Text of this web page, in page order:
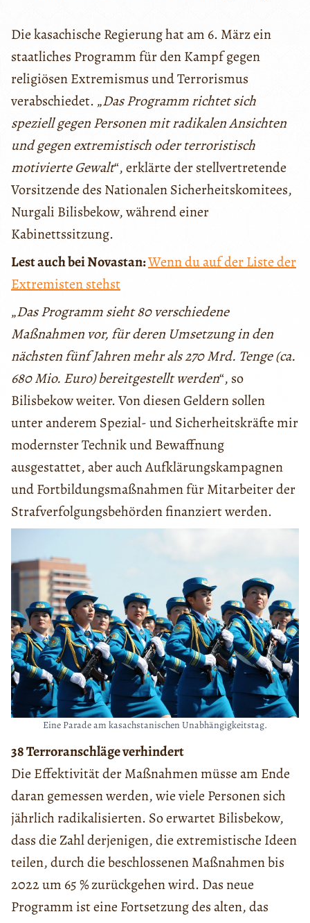
Die kasachische Regierung hat am 6. März ein
staatliches Programm für den Kampf gegen
religiösen Extremismus und Terrorismus
verabschiedet. „Das Programm richtet sich
speziell gegen Personen mit radikalen Ansichten
und gegenextremistisch oder terroristisch
motivierte Gewalt“, erklärte der stellvertretende
Vorsitzende des Nationalen Sicherheitskomitees,
Nurgali Bilisbekow, während einer
Kabinettssitzung.
Lest auch bei Novastan:Wenn du auf der Liste der
Extremisten stehst
„Das Programm sieht 80 verschiedene
Maßnahmen vor, für deren Umsetzung in den
nächsten fünf Jahren mehr als 270 Mrd. Tenge (ca.
680 Mio. Euro) bereitgestellt werden“, so
Bilisbekow weiter. Von diesen Geldern sollen
unter anderem Spezial- und Sicherheitskräfte mir
modernster Technik und Bewaffnung
ausgestattet, aber auch Aufklärungskampagnen
und Fortbildungsmaßnahmen für Mitarbeiter der
Strafverfolgungsbehörden finanziert werden.
Eine Parade am kasachstanischen Unabhängigkeitstag.
38 Terroranschläge verhindert
Die Effektivität der Maßnahmen müsse am Ende
daran gemessen werden, wie viele Personen sich
jährlich radikalisierten. So erwartet Bilisbekow,
dass die Zahl derjenigen, die extremis­tische Ideen
teilen, durch die beschlossenen Maßnahmen bis
2022 um 65 % zurückgehen wird. Das neue
Programm ist eine Fortsetzung des alten, das